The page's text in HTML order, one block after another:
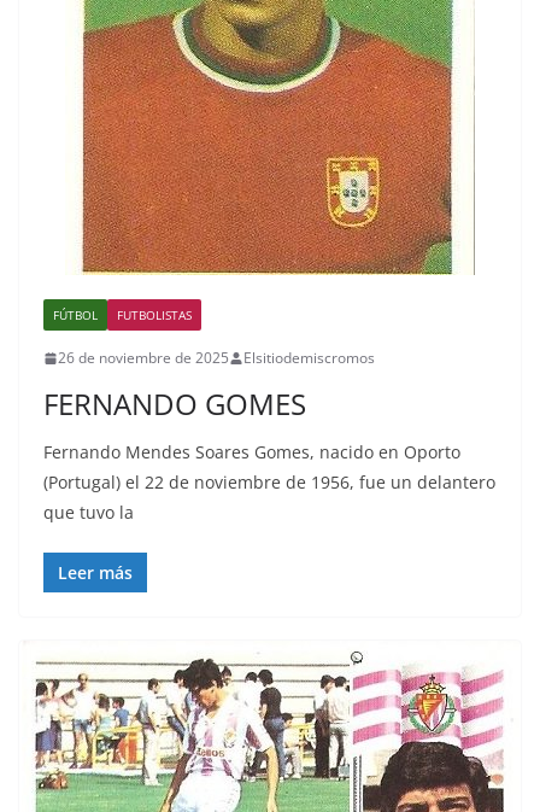
FÚTBOL FUTBOLISTAS
26 de noviembre de 2025 Elsitiodemiscromos
FERNANDO GOMES
Fernando Mendes Soares Gomes, nacido en Oporto
(Portugal) el 22 de noviembre de 1956, fue un delantero
que tuvo la
Leer más